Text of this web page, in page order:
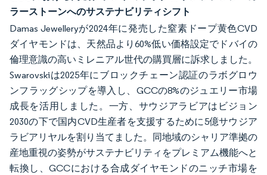
ラーストーンへのサステナビリティシフト
Damas Jewelleryが2024年に発売した窒素ドープ黄色CVD
ダイヤモンドは、天然品より60%低い価格設定でドバイの
倫理意識の高いミレニアル世代の購買層に訴求しました。
Swarovskiは2025年にブロックチェーン認証のラボグロウ
ンフラッグシップを導入し、GCCの8%のジュエリー市場
成長を活用しました。一方、サウジアラビアはビジョン
2030の下で国内CVD生産者を支援するために5億サウジア
ラビアリヤルを割り当てました。同地域のシャリア準拠の
産地重視の姿勢がサステナビリティをプレミアム機能へと
転換し、GCCにおける合成ダイヤモンドのニッチ市場を